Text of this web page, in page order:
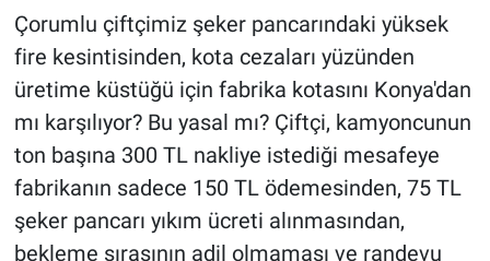
Çorumlu çiftçimiz şeker pancarındaki yüksek
fire kesintisinden, kota cezaları yüzünden
üretime küstüğü için fabrika kotasını Konya'dan
mı karşılıyor? Bu yasal mı? Çiftçi, kamyoncunun
ton başına 300 TL nakliye istediği mesafeye
fabrikanın sadece 150 TL ödemesinden, 75 TL
şeker pancarı yıkım ücreti alınmasından,
bekleme sırasının adil olmaması ve randevu